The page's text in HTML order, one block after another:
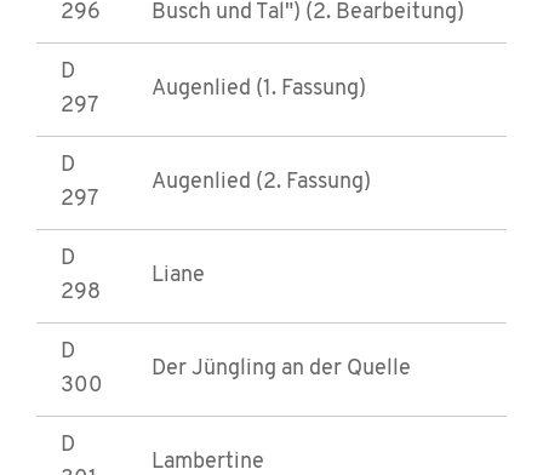
296
Busch und Tal") (2. Bearbeitung)
D
297
Augenlied (1. Fassung)
D
297
Augenlied (2. Fassung)
D
298
Liane
D
300
Der Jüngling an der Quelle
D
Lambertine